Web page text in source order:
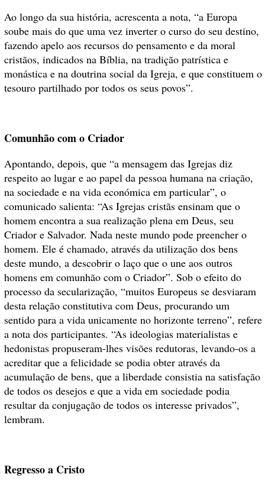
Ao longo da sua história, acrescenta a nota, “a Europa
soube mais do que uma vez inverter o curso do seu destino,
fazendo apelo aos recursos do pensamento e da moral
cristãos, indicados na Bíblia, na tradição patrística e
monástica e na doutrina social da Igreja, e que constituem o
tesouro partilhado por todos os seus povos”.
Comunhão com o Criador
Apontando, depois, que “a mensagem das Igrejas diz
respeito ao lugar e ao papel da pessoa humana na criação,
na sociedade e na vida económica em particular”, o
comunicado salienta: “As Igrejas cristãs ensinam que o
homem encontra a sua realização plena em Deus, seu
Criador e Salvador. Nada neste mundo pode preencher o
homem. Ele é chamado, através da utilização dos bens
deste mundo, a descobrir o laço que o une aos outros
homens em comunhão com o Criador”. Sob o efeito do
processo da secularização, “muitos Europeus se desviaram
desta relação constitutiva com Deus, procurando um
sentido para a vida unicamente no horizonte terreno”, refere
a nota dos participantes. “As ideologias materialistas e
hedonistas propuseram-lhes visões redutoras, levando-os a
acreditar que a felicidade se podia obter através da
acumulação de bens, que a liberdade consistia na satisfação
de todos os desejos e que a vida em sociedade podia
resultar da conjugação de todos os interesse privados”,
lembram.
Regresso a Cristo